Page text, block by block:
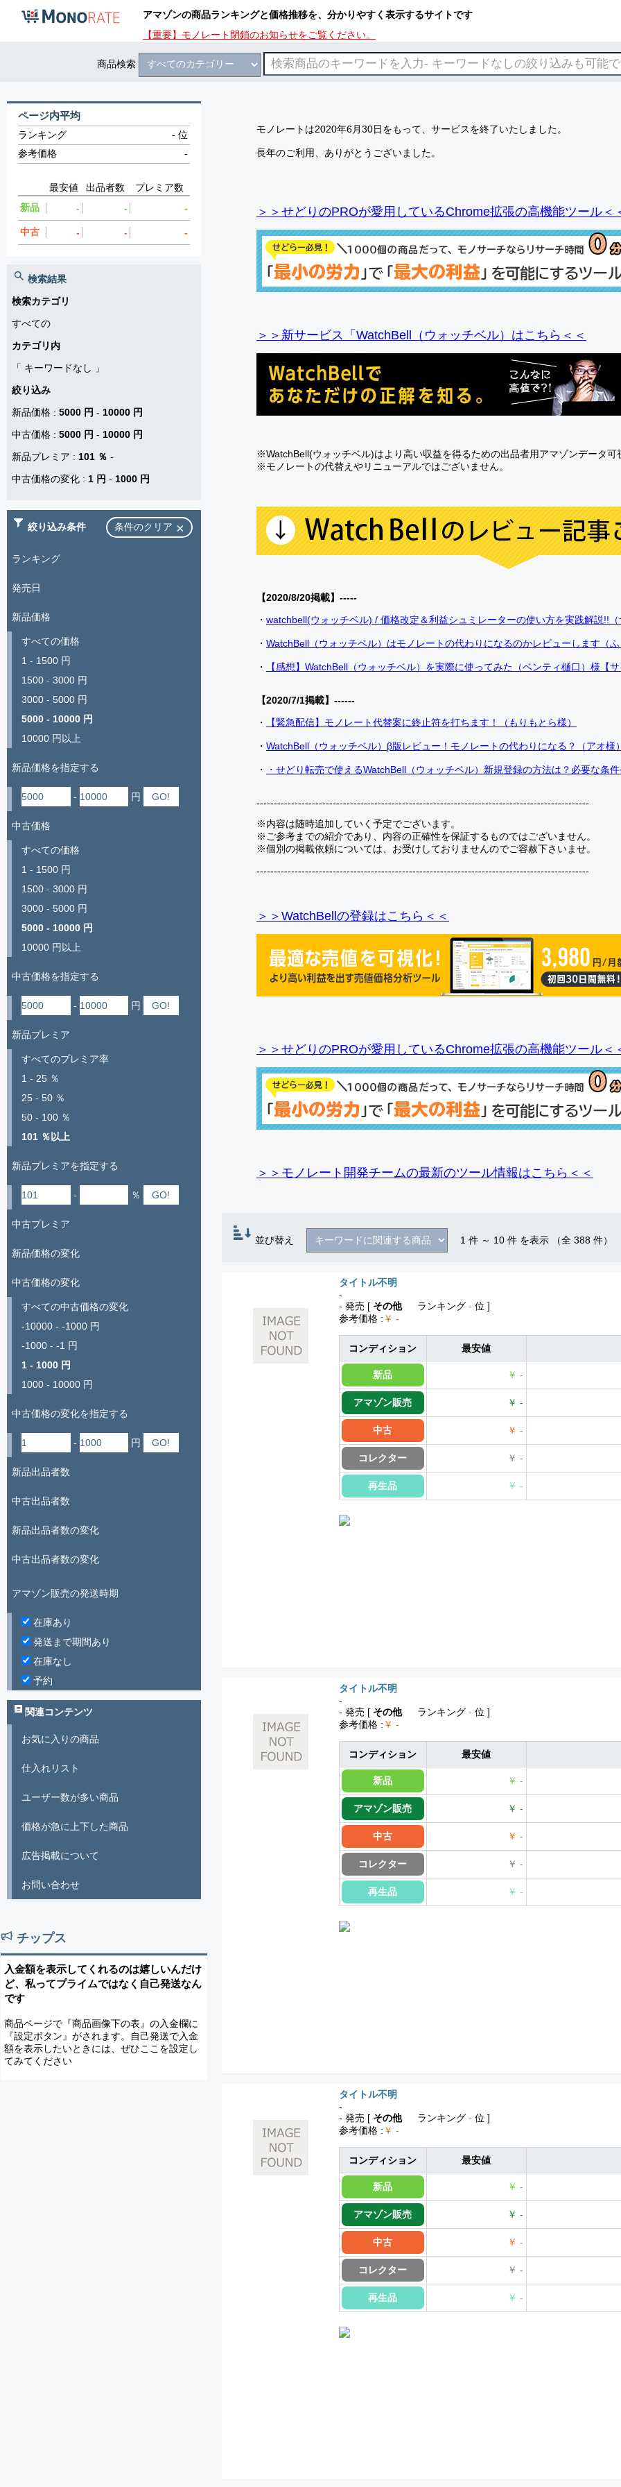
アマゾンの商品ランキングと価格推移を、分かりやすく表示するサイトです
【重要】モノレート閉鎖のお知らせをご覧ください。
商品検索
モノレートは2020年6月30日をもって、サービスを終了いたしました。
長年のご利用、ありがとうございました。
＞＞せどりのPROが愛用しているChrome拡張の高機能ツール＜
＞＞新サービス「WatchBell（ウォッチベル）はこちら＜＜
※WatchBell(ウォッチベル)はより高い収益を得るための出品者用アマゾンデータ可
※モノレートの代替えやリニューアルではございません。
【2020/8/20掲載】-----
・ watchbell(ウォッチベル) / 価格改定＆利益シュミレーターの使い方を実践解説!!
・ WatchBell（ウォッチベル）はモノレートの代わりになるのかレビューします（
・ 【感想】WatchBell（ウォッチベル）を実際に使ってみた（ベンティ樋口）様【
【2020/7/1掲載】------
・
【緊急配信】モノレート代替案に終止符を打ちます！（もりもとら様）
・ WatchBell（ウォッチベル）β版レビュー！モノレートの代わりになる？（アオ様
・ ・せどり転売で使えるWatchBell（ウォッチベル）新規登録の方法は？必要な条
------------------------------------------------------------------------------------------------
※内容は随時追加していく予定でございます。
※ご参考までの紹介であり、内容の正確性を保証するものではございません。
※個別の掲載依頼については、お受けしておりませんのでご容赦下さいませ。
------------------------------------------------------------------------------------------------
＞＞WatchBellの登録はこちら＜＜
＞＞せどりのPROが愛用しているChrome拡張の高機能ツール＜
＞＞モノレート開発チームの最新のツール情報はこちら＜＜
並び替え 1 件 ～ 10 件 を表示 （全 388 件）
タイトル不明
-
- 発売 [ その他 ランキング - 位 ]
参考価格 : ￥ -
コンディション 最安値
新品 ￥ -
アマゾン販売 ￥ -
中古 ￥ -
コレクター ￥ -
再生品 ￥ -
タイトル不明
-
- 発売 [ その他 ランキング - 位 ]
参考価格 : ￥ -
コンディション 最安値
新品 ￥ -
アマゾン販売 ￥ -
中古 ￥ -
コレクター ￥ -
再生品 ￥ -
タイトル不明
-
- 発売 [ その他 ランキング - 位 ]
参考価格 : ￥ -
コンディション 最安値
新品 ￥ -
アマゾン販売 ￥ -
中古 ￥ -
コレクター ￥ -
再生品 ￥ -
ページ内平均
ランキング -位
参考価格
-
最安値 出品者数
プレミア数
新品
- - -
中古 - - -
検索結果
検索カテゴリ
すべての
カテゴリ内
「 キーワードなし
」
絞り込み
新品価格 : 5000 円 - 10000 円
中古価格 : 5000 円 - 10000 円
新品プレミア : 101 ％ -
中古価格の変化 : 1 円 - 1000 円
絞り込み条件 条件のクリア
ランキング
発売日
新品価格
すべての価格
1 - 1500 円
1500 - 3000 円
3000 - 5000 円
5000 - 10000 円
10000 円以上
新品価格を指定する
- 円
中古価格
すべての価格
1 - 1500 円
1500 - 3000 円
3000 - 5000 円
5000 - 10000 円
10000 円以上
中古価格を指定する
- 円
新品プレミア
すべてのプレミア率
1 - 25 ％
25 - 50 ％
50 - 100 ％
101 ％以上
新品プレミアを指定する
- ％
中古プレミア
新品価格の変化
中古価格の変化
すべての中古価格の変化
-10000 - -1000 円
-1000 - -1 円
1 - 1000 円
1000 - 10000 円
中古価格の変化を指定する
- 円
新品出品者数
中古出品者数
新品出品者数の変化
中古出品者数の変化
アマゾン販売の発送時期
在庫あり
発送まで期間あり
在庫なし
予約
関連コンテンツ
お気に入りの商品
仕入れリスト
ユーザー数が多い商品
価格が急に上下した商品
広告掲載について
お問い合わせ
チップス
入金額を表示してくれるのは嬉しいんだけ
ど、私ってプライムではなく自己発送なん
です
商品ページで『商品画像下の表』の入金欄に
『設定ボタン』がされます。自己発送で入金
額を表示したいときには、ぜひここを設定し
てみてください